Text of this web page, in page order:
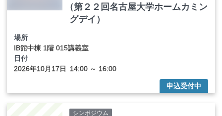
（第２２回名古屋大学ホームカミン
グデイ）
場所
IB館中棟 1階 015講義室
日付
2026年10月 17日 14:00 ～ 16:00
申込受付中
シンポジウム